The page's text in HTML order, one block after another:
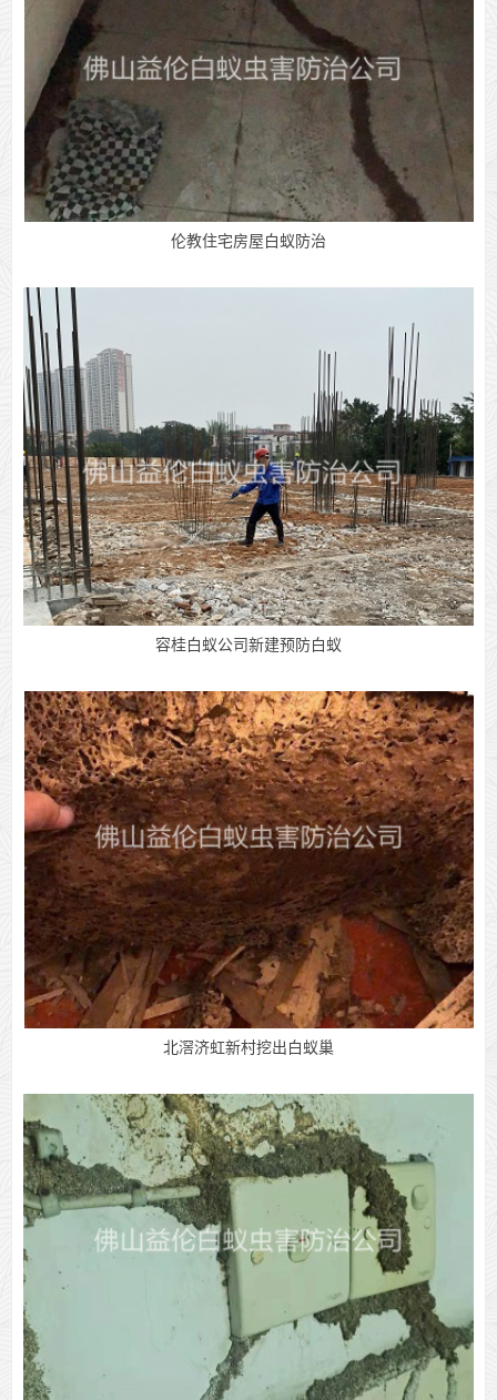
伦教住宅房屋白蚁防治
容桂白蚁公司新建预防白蚁
北滘济虹新村挖出白蚁巢